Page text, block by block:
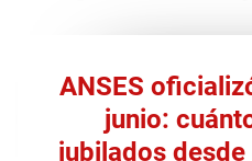
ANSES
junio:
jubilados